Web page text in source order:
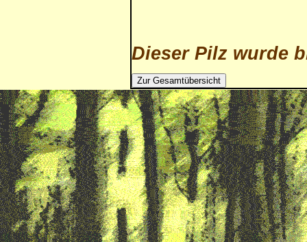
Dieser Pilz wurde